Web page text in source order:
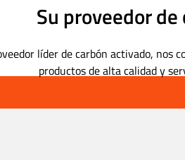
Su proveedor
líder de carbón activado, nos
productos de alta calidad y